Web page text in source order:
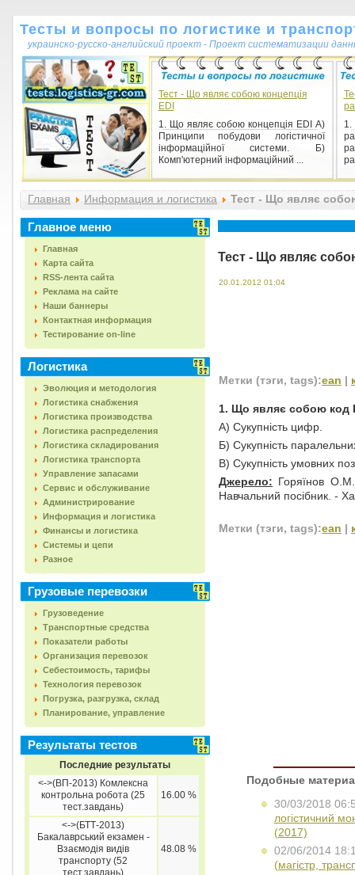
Тесты и вопросы по логистике и
украинско-русско-английский проект - Проект систематизации
Тест - Що являє собою концепція
EDI
1. Що являє собою концепція EDI А)
Принципи побудови логістичної
інформаційної системи. Б)
Комп'ютерний інформаційний ...
1.
Главная Информация и логистика Тест - Що являє
Главное меню
Главная
Карта сайта
RSS-лента сайта
Реклама на сайте
Наши баннеры
Контактная информация
Тестирование on-line
Логистика
Эволюция и методология
Логистика снабжения
Логистика производства
Логистика распределения
Логистика складирования
Логистика транспорта
Управление запасами
Сервис и обслуживание
Администрирование
Информация и логистика
Финансы и логистика
Системы и цепи
Разное
Грузовые перевозки
Грузоведение
Транспортные средства
Показатели работы
Организация перевозок
Себестоимость, тарифы
Технология перевозок
Погрузка, разгрузка, склад
Планирование, управление
Результаты тестов
Последние результаты
<->(ВП-2013) Комлексна
контрольна робота (25
тест.завдань)
16.00 %
<->(БТТ-2013)
Бакалаврський екзамен -
Взаємодія видів
транспорту (52
тест.завдань)
48.08 %
Тест - Що являє
20.01.2012 01:04
Метки (тэги, tags):ean |
1. Що являє собою код
А) Сукупність цифр.
Б) Сукупність
В) Сукупність умовних
Джерело: Горяїнов О.М.
Навчальний посібник. -
Метки (тэги, tags):ean |
Подобные
30/03/2018
логістичний
(2017)
02/06/2014
(магістр,